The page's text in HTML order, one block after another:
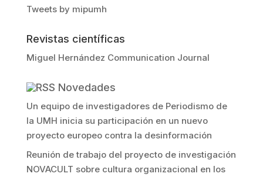
Tweets by mipumh
Revistas científicas
Miguel Hernández Communication Journal
Novedades
Un equipo de investigadores de Periodismo de
la UMH inicia su participación en un nuevo
proyecto europeo contra la desinformación
Reunión de trabajo del proyecto de investigación
NOVACULT sobre cultura organizacional en los